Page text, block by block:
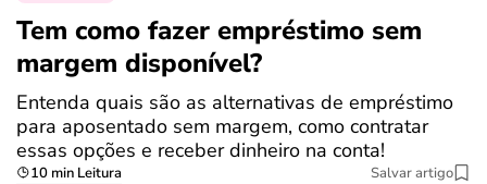
Tem como fazer empréstimo sem
margem disponível?
Entenda quais são as alternativas de empréstimo
para aposentado sem margem, como contratar
essas opções e receber dinheiro na conta!
10 min Leitura Salvar artigo